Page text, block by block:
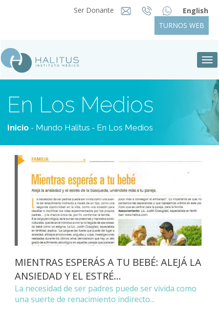
Ser Donante
English
TURNOS WEB
En Los Medios
Inicio - Mundo Halitus - En Los Medios
MIENTRAS ESPERÁS A TU BEBÉ: ALEJÁ LA
ANSIEDAD Y EL ESTRÉ...
La necesidad de ser padres puede ser vivida como
una suerte de renacimiento indirecto...